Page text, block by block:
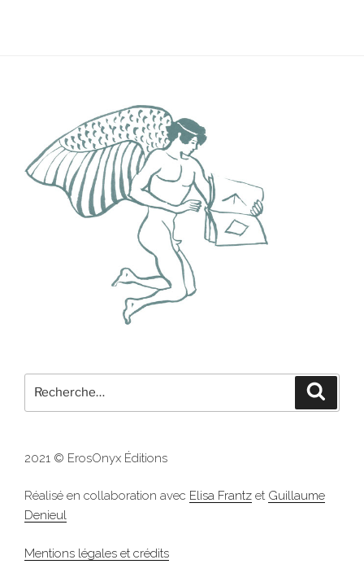
pour
2021 © ErosOnyx Éditions
Réalisé en collaboration avec Elisa Frantz et Guillaume
Denieul
Mentions légales et crédits